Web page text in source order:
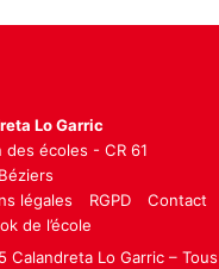
Lo Garric
des écoles - CR 61
légales
RGPD
Contact
de l’école
Calandreta Lo Garric –